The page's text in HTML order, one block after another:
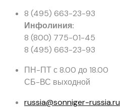
8 (495) 663-23-93
Инфолиния:
8 (800) 775-01-45
8 (495) 663-23-93
ПН-ПТ с 8.00 до 18.00
СБ-ВС выходной
russia@sonniger-russia.ru